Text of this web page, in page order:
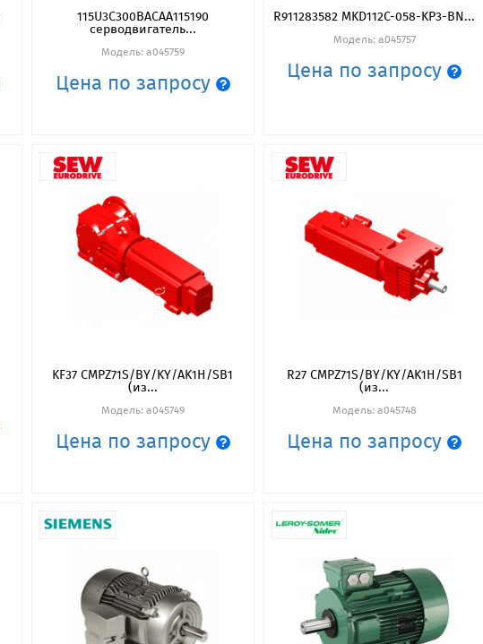
115U3C300BACAA115190
серводвигатель...
Модель: a045759
Цена по запросу
R911283582 MKD112C-058-KP3-BN...
Модель: a045757
Цена по запросу
KF37 CMPZ71S/BY/KY/AK1H/SB1
(из...
Модель: a045749
Цена по запросу
R27 CMPZ71S/BY/KY/AK1H/SB1
(из...
Модель: a045748
Цена по запросу